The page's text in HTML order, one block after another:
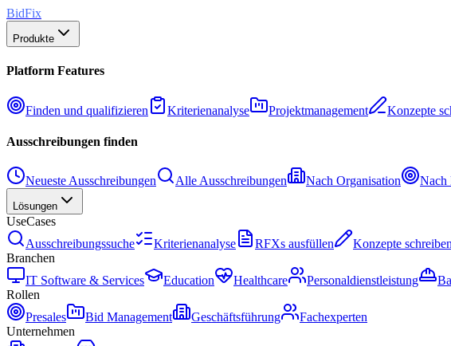
BidFix
Produkte
Platform Features
Finden und qualifizieren Kriterienanalyse Projektmanagement Konzepte
Ausschreibungen finden
Neueste Ausschreibungen Alle Ausschreibungen Nach Organisation Nach
Lösungen
UseCases
Ausschreibungssuche
Kriterienanalyse RFXs ausfüllen
Konzepte schreiben
Branchen
IT Software & Services
Education Healthcare Personaldienstleistung
Rollen
Presales
Bid Management Geschäftsführung
Fachexperten
Unternehmen